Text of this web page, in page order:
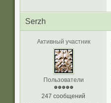
Serzh
Активный участник
Пользователи
247 сообщений